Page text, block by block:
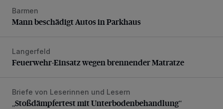
Mann beschädigt Autos in Parkhaus
Barmen
Mann beschädigt Autos in Parkhaus
Feuerwehr-Einsatz wegen brennender Matratze
Langerfeld
Feuerwehr-Einsatz wegen brennender Matratze
„Stoßdämpfertest mit Unterbodenbehandlung“
Briefe von Leserinnen und Lesern
„Stoßdämpfertest mit Unterbodenbehandlung“